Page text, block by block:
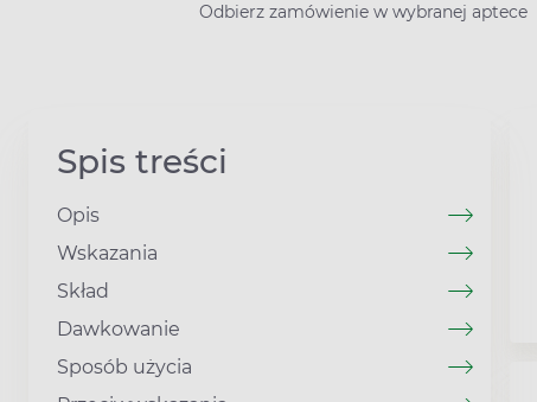
Odbierz zamówienie w wybranej aptece
Spis treści
Opis
Wskazania
Skład
Dawkowanie
Sposób użycia